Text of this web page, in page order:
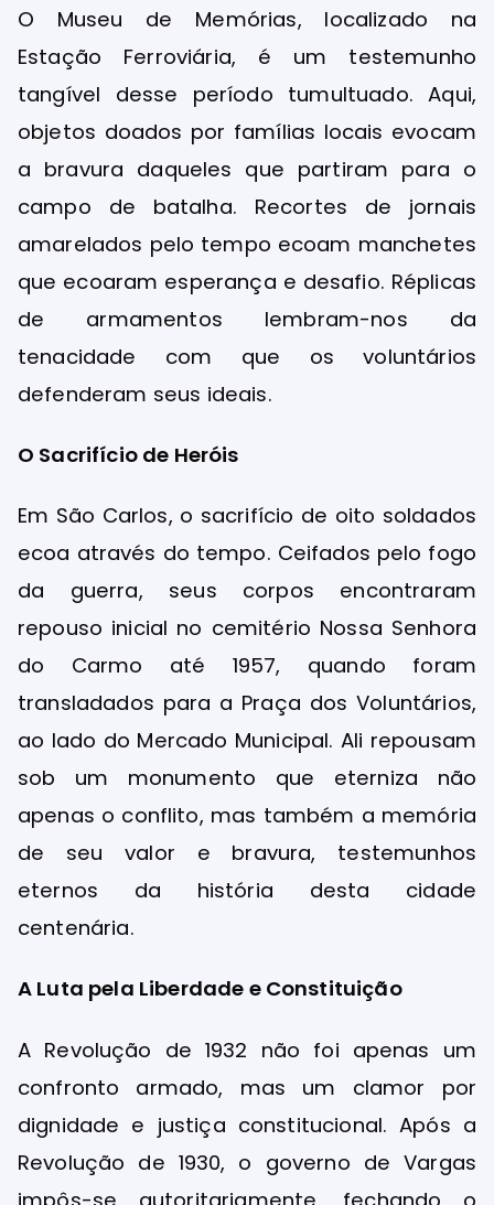
O Museu de Memórias, localizado na
Estação Ferroviária, é um testemunho
tangível desse período tumultuado. Aqui,
objetos doados por famílias locais evocam
a bravura daqueles que partiram para o
campo de batalha. Recortes de jornais
amarelados pelo tempo ecoam manchetes
que ecoaram esperança e desafio. Réplicas
de armamentos lembram-nos da
tenacidade com que os voluntários
defenderam seus ideais.
O Sacrifício de Heróis
Em São Carlos, o sacrifício de oito soldados
ecoa através do tempo. Ceifados pelo fogo
da guerra, seus corpos encontraram
repouso inicial no cemitério Nossa Senhora
do Carmo até 1957, quando foram
transladados para a Praça dos Voluntários,
ao lado do Mercado Municipal. Ali repousam
sob um monumento que eterniza não
apenas o conflito, mas também a memória
de seu valor e bravura, testemunhos
eternos da história desta cidade
centenária.
A Luta pela Liberdade e Constituição
A Revolução de 1932 não foi apenas um
confronto armado, mas um clamor por
dignidade e justiça constitucional. Após a
Revolução de 1930, o governo de Vargas